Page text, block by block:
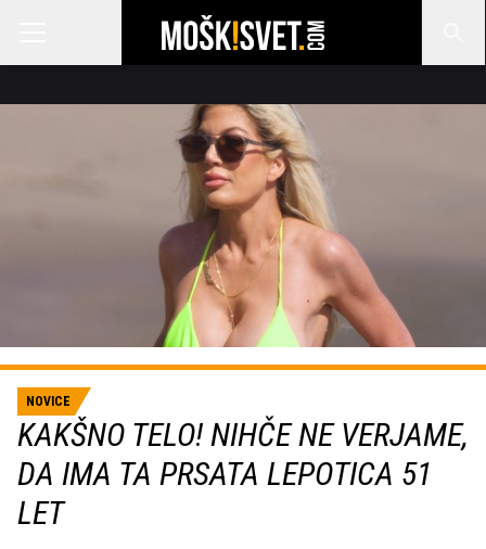
NOVICE
KAKŠNO TELO! NIHČE NE VERJAME,
DA IMA TA PRSATA LEPOTICA 51
LET